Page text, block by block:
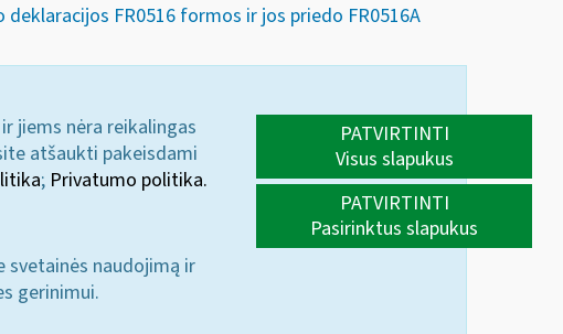
FR0516 formos ir jos priedo FR0516A
jiems nėra reikalingas
atšaukti pakeisdami
; Privatumo politika.
svetainės naudojimą ir
gerinimui.
PATVIRTINTI
Visus slapukus
PATVIRTINTI
Pasirinktus slapukus